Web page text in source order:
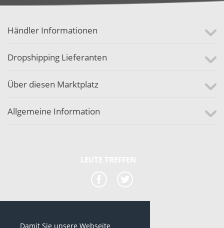
Händler Informationen
Dropshipping Lieferanten
Über diesen Marktplatz
Allgemeine Information
Damit Sie unsere Webseite